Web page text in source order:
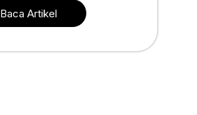
Baca Artikel